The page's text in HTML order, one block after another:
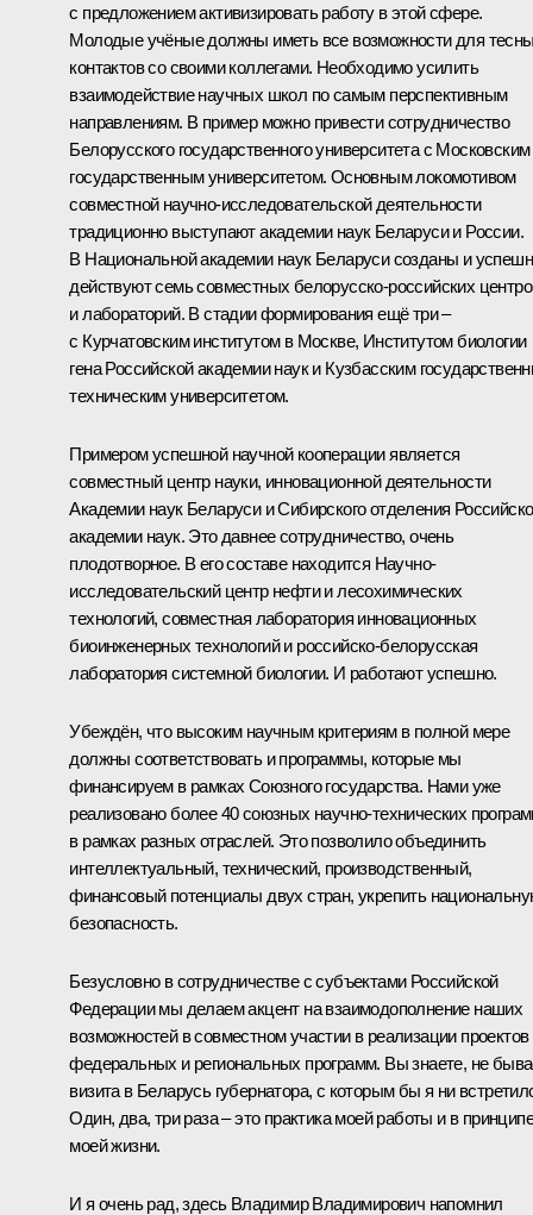
с предложением активизировать работу в этой сфере.
Молодые учёные должны иметь все возможности для
контактов со своими коллегами. Необходимо усилить
взаимодействие научных школ по самым перспективным
направлениям. В пример можно привести сотрудничество
Белорусского государственного университета с Московским
государственным университетом. Основным локомотивом
совместной научно-исследовательской деятельности
традиционно выступают академии наук Беларуси и России.
В Национальной академии наук Беларуси созданы и
действуют семь совместных белорусско-российских
и лабораторий. В стадии формирования ещё три –
с Курчатовским институтом в Москве, Институтом биологии
гена Российской академии наук и Кузбасским
техническим университетом.
Примером успешной научной кооперации является
совместный центр науки, инновационной деятельности
Академии наук Беларуси и Сибирского отделения
академии наук. Это давнее сотрудничество, очень
плодотворное. В его составе находится Научно-
исследовательский центр нефти и лесохимических
технологий, совместная лаборатория инновационных
биоинженерных технологий и российско-белорусская
лаборатория системной биологии. И работают успешно.
Убеждён, что высоким научным критериям в полной мере
должны соответствовать и программы, которые мы
финансируем в рамках Союзного государства. Нами уже
реализовано более 40 союзных научно-технических
в рамках разных отраслей. Это позволило объединить
интеллектуальный, технический, производственный,
финансовый потенциалы двух стран, укрепить
безопасность.
Безусловно в сотрудничестве с субъектами Российской
Федерации мы делаем акцент на взаимодополнение наших
возможностей в совместном участии в реализации проектов
федеральных и региональных программ. Вы знаете, не
визита в Беларусь губернатора, с которым бы я ни
Один, два, три раза – это практика моей работы и в принципе
моей жизни.
И я очень рад, здесь Владимир Владимирович напомнил